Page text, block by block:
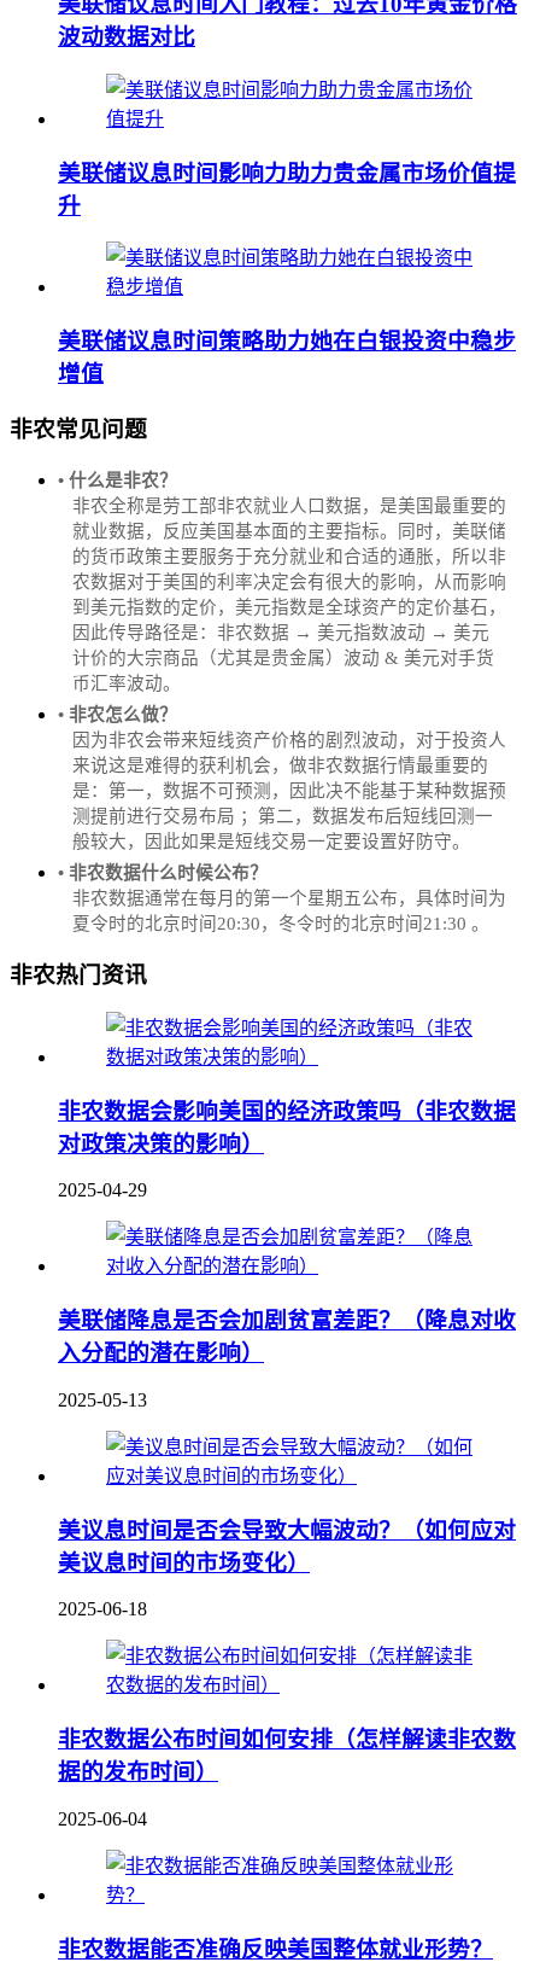
波动数据对比
美联储议息时间影响力助力贵金属市场价值提
升
美联储议息时间策略助力她在白银投资中稳步
增值
非农常见问题
• 什么是非农？
非农全称是劳工部非农就业人口数据，是美国最重要的
就业数据，反应美国基本面的主要指标。同时，美联储
的货币政策主要服务于充分就业和合适的通胀，所以非
农数据对于美国的利率决定会有很大的影响，从而影响
到美元指数的定价，美元指数是全球资产的定价基石，
因此传导路径是：非农数据 → 美元指数波动 → 美元
计价的大宗商品（尤其是贵金属）波动 & 美元对手货
币汇率波动。
• 非农怎么做？
因为非农会带来短线资产价格的剧烈波动，对于投资人
来说这是难得的获利机会，做非农数据行情最重要的
是：第一，数据不可预测，因此决不能基于某种数据预
测提前进行交易布局 ；第二，数据发布后短线回测一
般较大，因此如果是短线交易一定要设置好防守。
• 非农数据什么时候公布？
‌非农数据通常在每月的第一个星期五公布，具体时间为
夏令时的北京时间20:30，冬令时的北京时间21:30‌‌ 。
非农热门资讯
非农数据会影响美国的经济政策吗（非农数据
对政策决策的影响）
2025-04-29
美联储降息是否会加剧贫富差距？（降息对收
入分配的潜在影响）
2025-05-13
美议息时间是否会导致大幅波动？（如何应对
美议息时间的市场变化）
2025-06-18
非农数据公布时间如何安排（怎样解读非农数
据的发布时间）
2025-06-04
非农数据能否准确反映美国整体就业形势？